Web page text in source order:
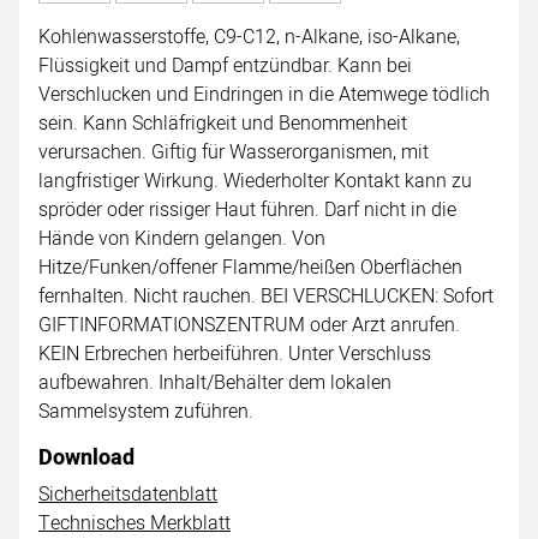
Kohlenwasserstoffe, C9-C12, n-Alkane, iso-Alkane,
Flüssigkeit und Dampf entzündbar. Kann bei
Verschlucken und Eindringen in die Atemwege tödlich
sein. Kann Schläfrigkeit und Benommenheit
verursachen. Giftig für Wasserorganismen, mit
langfristiger Wirkung. Wiederholter Kontakt kann zu
spröder oder rissiger Haut führen. Darf nicht in die
Hände von Kindern gelangen. Von
Hitze/Funken/offener Flamme/heißen Oberflächen
fernhalten. Nicht rauchen. BEI VERSCHLUCKEN: Sofort
GIFTINFORMATIONSZENTRUM oder Arzt anrufen.
KEIN Erbrechen herbeiführen. Unter Verschluss
aufbewahren. Inhalt/Behälter dem lokalen
Sammelsystem zuführen.
Download
Sicherheitsdatenblatt
Technisches Merkblatt